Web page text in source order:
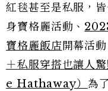
紅毯甚至是私服，
身寶格麗活動、
寶格麗飯店開幕活動
＋私服穿搭也讓人
e Hathaway） 為